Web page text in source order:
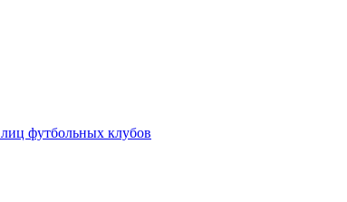
футбольных клубов